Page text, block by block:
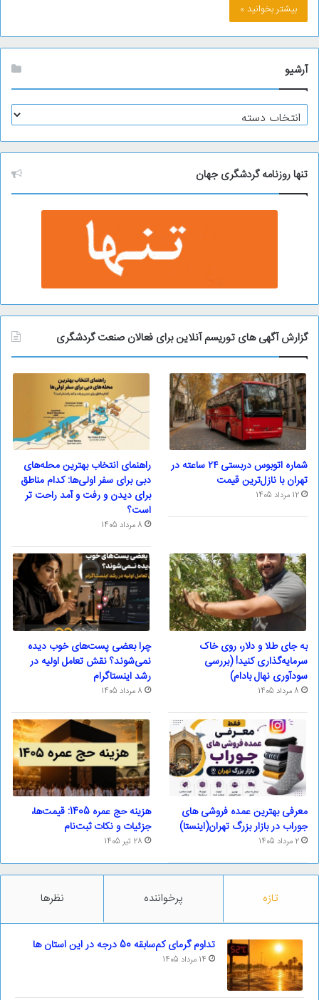
بیشتر بخوانید »
آرشیو
آ
ر
ش
ی
و
تنها روزنامه گردشگری جهان
گزارش آگهی های توریسم آنلاین برای فعالان صنعت گردشگری
شماره اتوبوس دربستی ۲۴ ساعته در
تهران با نازل‌ترین قیمت
12 مرداد 1405
راهنمای انتخاب بهترین محله‌های
دبی برای سفر اولی‌ها: کدام مناطق
برای دیدن و رفت و آمد راحت تر
است؟
8 مرداد 1405
به جای طلا و دلار، روی خاک
سرمایه‌گذاری کنید! (بررسی
سودآوری نهال بادام)
8 مرداد 1405
چرا بعضی پست‌های خوب دیده
نمی‌شوند؟ نقش تعامل اولیه در
رشد اینستاگرام
8 مرداد 1405
معرفی بهترین عمده فروشی های
جوراب در بازار بزرگ تهران(اینستا)
2 مرداد 1405
هزینه حج عمره 1405: قیمت‌ها،
جزئیات و نکات ثبت‌نام
28 تیر 1405
تازه پرخواننده نظرها
تداوم گرمای کم‌سابقه 50 درجه در این استان ها
14 مرداد 1405